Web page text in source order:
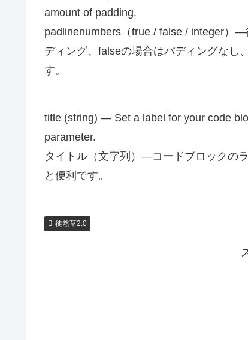
amount of padding.
padlinenumbers（true / false / integer）
ディング、falseの場合はパディングなし
す。
title (string) — Set a label for your code
parameter.
タイトル（文字列）—コードブロックの
と便利です。
徒然草2.0